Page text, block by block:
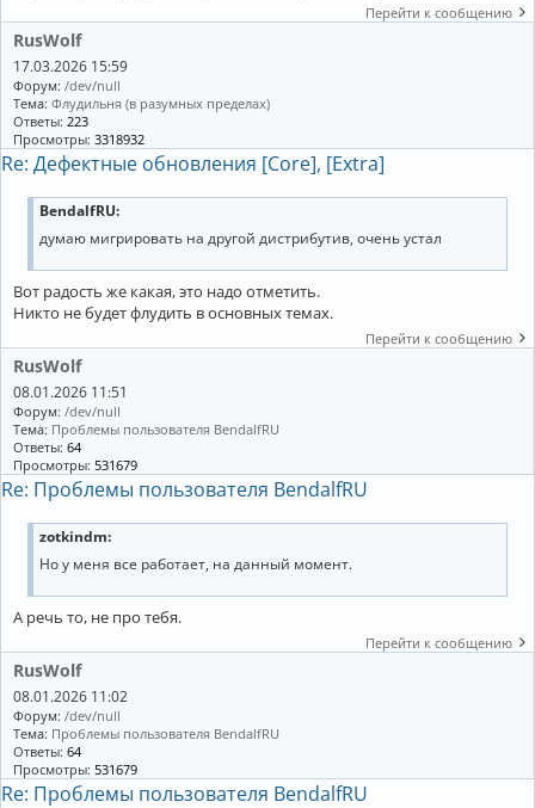
Перейти к сообщению
RusWolf
17.03.2026 15:59
Форум: /dev/null
Тема: Флудильня (в разумных пределах)
Ответы: 223
Просмотры: 3318932
Re: Дефектные обновления [Core], [Extra]
BendalfRU:
думаю мигрировать на другой дистрибутив, очень устал
Вот радость же какая, это надо отметить.
Никто не будет флудить в основных темах.
Перейти к сообщению
RusWolf
08.01.2026 11:51
Форум: /dev/null
Тема: Проблемы пользователя BendalfRU
Ответы: 64
Просмотры: 531679
Re: Проблемы пользователя BendalfRU
zotkindm:
Но у меня все работает, на данный момент.
А речь то, не про тебя.
Перейти к сообщению
RusWolf
08.01.2026 11:02
Форум: /dev/null
Тема: Проблемы пользователя BendalfRU
Ответы: 64
Просмотры: 531679
Re: Проблемы пользователя BendalfRU